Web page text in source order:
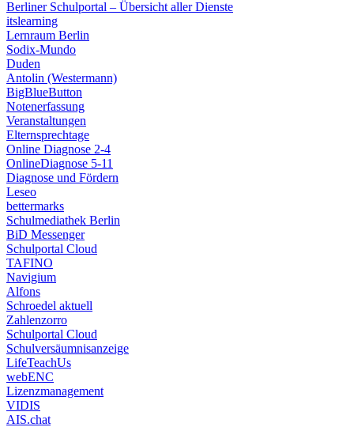
Berliner Schulportal – Übersicht aller Dienste
itslearning
Lernraum Berlin
Sodix-Mundo
Duden
Antolin (Westermann)
BigBlueButton
Notenerfassung
Veranstaltungen
Elternsprechtage
Online Diagnose 2-4
OnlineDiagnose 5-11
Diagnose und Fördern
Leseo
bettermarks
Schulmediathek Berlin
BiD Messenger
Schulportal Cloud
TAFINO
Navigium
Alfons
Schroedel aktuell
Zahlenzorro
Schulportal Cloud
Schulversäumnisanzeige
LifeTeachUs
webENC
Lizenzmanagement
VIDIS
AIS.chat